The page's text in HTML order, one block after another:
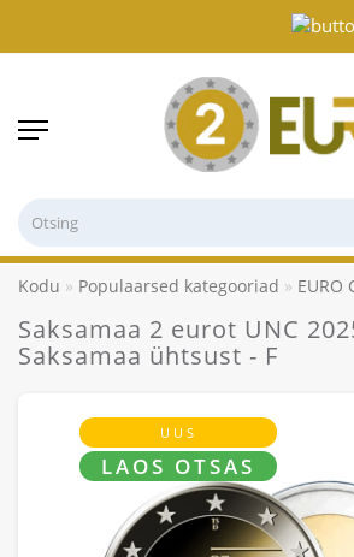
Kodu Populaarsed kategooriad EURO
Saksamaa 2 eurot UNC
Saksamaa ühtsust - F
UUS
LAOS OTSAS